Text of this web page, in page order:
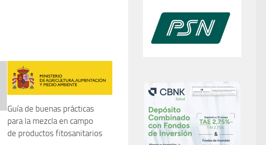
Guía de buenas prácticas
para la mezcla en campo
de productos fitosanitarios